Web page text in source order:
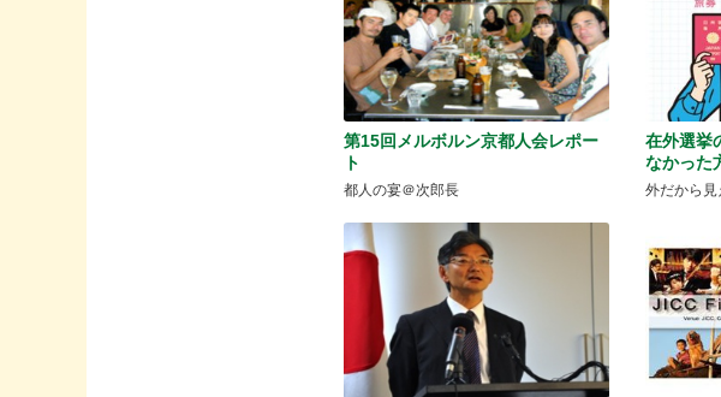
第15回メルボルン京都人会レポー
ト
都人の宴＠次郎長
在外選挙
なかった
外だから